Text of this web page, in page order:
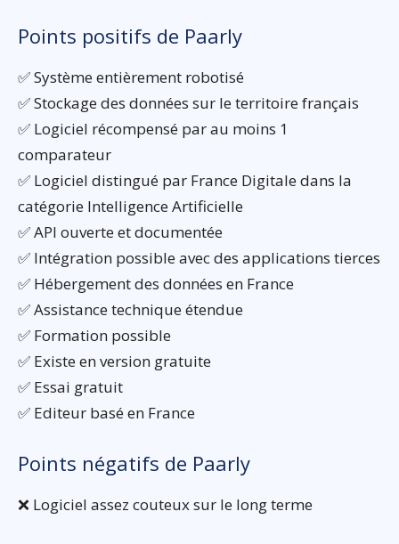
Points positifs de Paarly
✅ Système entièrement robotisé
✅ Stockage des données sur le territoire français
✅ Logiciel récompensé par au moins 1
comparateur
✅ Logiciel distingué par France Digitale dans la
catégorie Intelligence Artificielle
✅ API ouverte et documentée
✅ Intégration possible avec des applications tierces
✅ Hébergement des données en France
✅ Assistance technique étendue
✅ Formation possible
✅ Existe en version gratuite
✅ Essai gratuit
✅ Editeur basé en France
Points négatifs de Paarly
❌ Logiciel assez couteux sur le long terme